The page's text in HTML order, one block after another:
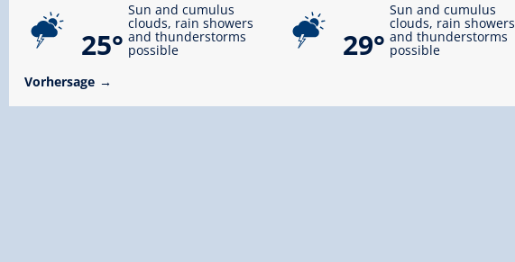
25°
Sun and cumulus
clouds, rain showers
and thunderstorms
possible 29°
Sun and cumulus
clouds, rain showers
and thunderstorms
possible
Vorhersage